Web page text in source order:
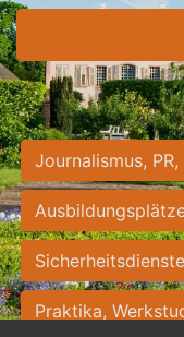
Journalismus,
Sicherheitsdienste
Praktika,